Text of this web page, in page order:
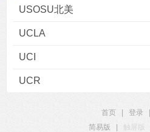
USOSU北美
UCLA
UCI
UCR
首页 登录
简易版
触屏版